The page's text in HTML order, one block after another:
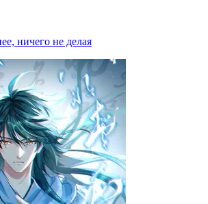
ничего не делая